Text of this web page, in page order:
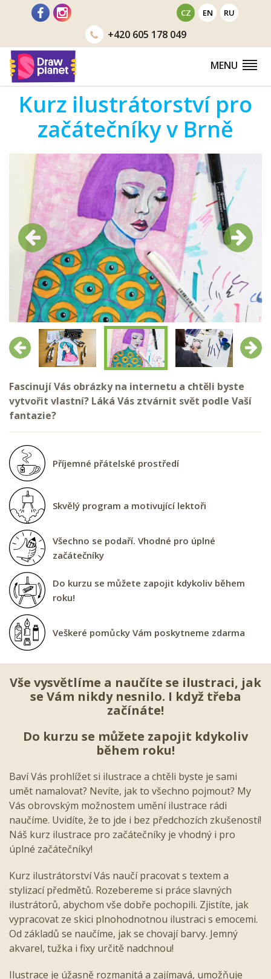
CZ EN RU
+420605 178 049
MENU
Kurz ilustrátorství pro
začátečníky v Brně
Předchozí
Předchozí
Další
Další
Předchozí Další
Fascinují Vás obrázky na internetu a chtěli byste
vytvořit vlastní? Láká Vás ztvárnit svět podle Vaší
fantazie?
Příjemné přátelské prostředí
Skvělý program a motivující lektoři
Všechno se podaří. Vhodné pro úplné
začátečníky
Do kurzu se můžete zapojit kdykoliv během
roku!
Veškeré pomůcky Vám poskytneme zdarma
Vše vysvětlíme a naučíte se ilustraci, jak
se Vám nikdy nesnilo. I když třeba
začínáte!
Do kurzu se můžete zapojit kdykoliv
během roku!
Baví Vás prohlížet si ilustrace a chtěli byste je sami
umět namalovat? Nevíte, jak to všechno pojmout? My
Vás obrovským možnostem umění ilustrace rádi
naučíme. Uvidíte, že to jde i bez předchozích zkušeností!
Náš kurz ilustrace pro začátečníky je vhodný i pro
úplné začátečníky!
Kurz ilustrátorství Vás naučí pracovat s textem a
stylizací předmětů. Rozebereme si práce slavných
ilustrátorů, abychom vše dobře pochopili. Zjistíte, jak
vypracovat ze skici plnohodnotnou ilustraci s emocemi.
Od základů se naučíme, jak se chovají barvy. Jemný
akvarel, tužka i fixy určitě nadchnou!
Ilustrace je úžasně rozmanitá a zajímavá, umožňuje